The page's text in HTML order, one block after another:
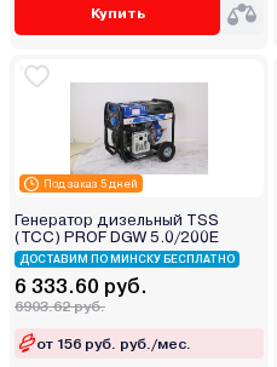
Купить
Под заказ 5 дней
Генератор дизельный TSS
(TCC) PROF DGW 5.0/200E
ДОСТАВИМ ПО МИНСКУ БЕСПЛАТНО
6 333.60 руб.
6903.62 руб.
от 156 руб. руб./мес.